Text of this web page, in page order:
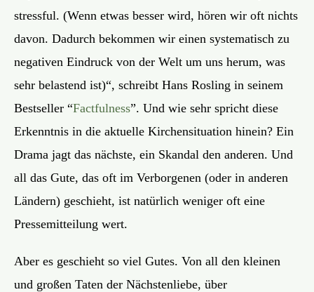
stressful. (Wenn etwas besser wird, hören wir oft nichts
davon. Dadurch bekommen wir einen systematisch zu
negativen Eindruck von der Welt um uns herum, was
sehr belastend ist)“, schreibt Hans Rosling in seinem
Bestseller “Factfulness”. Und wie sehr spricht diese
Erkenntnis in die aktuelle Kirchensituation hinein? Ein
Drama jagt das nächste, ein Skandal den anderen. Und
all das Gute, das oft im Verborgenen (oder in anderen
Ländern) geschieht, ist natürlich weniger oft eine
Pressemitteilung wert.
Aber es geschieht so viel Gutes. Von all den kleinen
und großen Taten der Nächstenliebe, über